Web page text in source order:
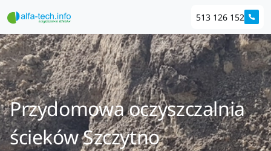
513 126 152
Przydomowa oczyszczalnia
ścieków Szczytno